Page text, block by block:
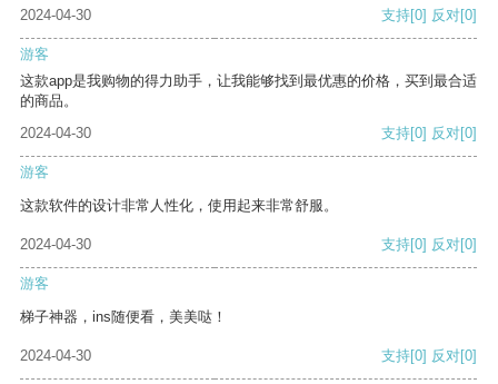
2024-04-30
支持[0] 反对[0]
游客
这款app是我购物的得力助手，让我能够找到最优惠的价格，买到最合适
的商品。
2024-04-30
支持[0] 反对[0]
游客
这款软件的设计非常人性化，使用起来非常舒服。
2024-04-30 支持[0] 反对[0]
游客
梯子神器，ins随便看，美美哒！
2024-04-30 支持[0] 反对[0]